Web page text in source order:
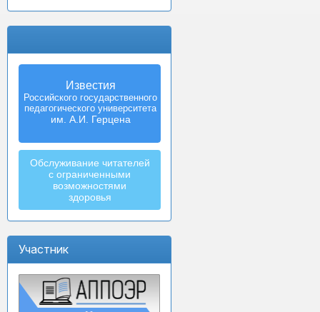
Известия
Российского государственного
педагогического университета
им. А.И. Герцена
Izvestia:
Herzen University
Journal of
Humanities & Sciences
Обслуживание читателей
с ограниченными
возможностями
здоровья
Участник